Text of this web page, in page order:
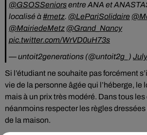
@GSOSSeniorsentre ANA et
localisé à#metz. @LePariSolidaire
@MairiedeMetz @Grand_Nancy
pic.twitter.com/WrVD0uH73s
— untoit2generations (@untoit2g_)
Si l’étudiant ne souhaite pas forcément
vie de la personne âgée qui l’héberge, le
mais à un prix très modéré. Dans tous les
néanmoins respecter les règles
de la maison.